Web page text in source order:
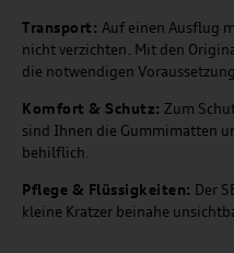
Transport: Auf einen Ausflug
nicht verzichten. Mit den
die notwendigen
Komfort & Schutz: Zum
sind Ihnen die Gummimatten
behilflich.
Pflege & Flüssigkeiten: Der
kleine Kratzer beinahe